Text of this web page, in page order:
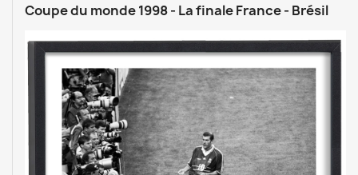
Coupe du monde 1998 - La finale France - Brésil